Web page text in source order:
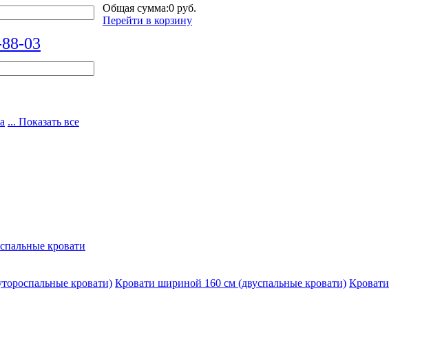
03
Общая сумма:0 руб.
Перейти в корзину
... Показать все
кровати
кровати) Кровати шириной 160 см (двуспальные кровати) Кровати